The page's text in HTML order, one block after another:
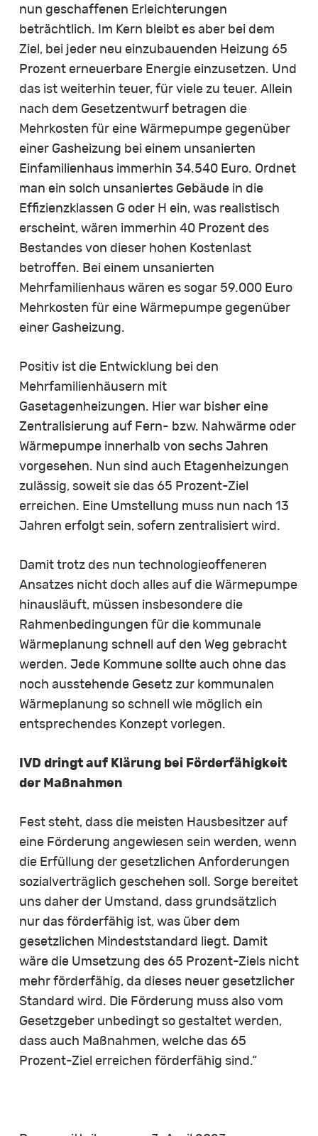
nun geschaffenen Erleichterungen
beträchtlich. Im Kern bleibt es aber bei dem
Ziel, bei jeder neu einzubauenden Heizung 65
Prozent erneuerbare Energie einzusetzen. Und
das ist weiterhin teuer, für viele zu teuer. Allein
nach dem Gesetzentwurf betragen die
Mehrkosten für eine Wärmepumpe gegenüber
einer Gasheizung bei einem unsanierten
Einfamilienhaus immerhin 34.540 Euro. Ordnet
man ein solch unsaniertes Gebäude in die
Effizienzklassen G oder H ein, was realistisch
erscheint, wären immerhin 40 Prozent des
Bestandes von dieser hohen Kostenlast
betroffen. Bei einem unsanierten
Mehrfamilienhaus wären es sogar 59.000 Euro
Mehrkosten für eine Wärmepumpe gegenüber
einer Gasheizung.
Positiv ist die Entwicklung bei den
Mehrfamilienhäusern mit
Gasetagenheizungen. Hier war bisher eine
Zentralisierung auf Fern- bzw. Nahwärme oder
Wärmepumpe innerhalb von sechs Jahren
vorgesehen. Nun sind auch Etagenheizungen
zulässig, soweit sie das 65 Prozent-Ziel
erreichen. Eine Umstellung muss nun nach 13
Jahren erfolgt sein, sofern zentralisiert wird.
Damit trotz des nun technologieoffeneren
Ansatzes nicht doch alles auf die Wärmepumpe
hinausläuft, müssen insbesondere die
Rahmenbedingungen für die kommunale
Wärmeplanung schnell auf den Weg gebracht
werden. Jede Kommune sollte auch ohne das
noch ausstehende Gesetz zur kommunalen
Wärmeplanung so schnell wie möglich ein
entsprechendes Konzept vorlegen.
IVD dringt auf Klärung bei Förderfähigkeit
der Maßnahmen
Fest steht, dass die meisten Hausbesitzer auf
eine Förderung angewiesen sein werden, wenn
die Erfüllung der gesetzlichen Anforderungen
sozialverträglich geschehen soll. Sorge bereitet
uns daher der Umstand, dass grundsätzlich
nur das förderfähig ist, was über dem
gesetzlichen Mindeststandard liegt. Damit
wäre die Umsetzung des 65 Prozent-Ziels nicht
mehr förderfähig, da dieses neuer gesetzlicher
Standard wird. Die Förderung muss also vom
Gesetzgeber unbedingt so gestaltet werden,
dass auch Maßnahmen, welche das 65
Prozent-Ziel erreichen förderfähig sind.“